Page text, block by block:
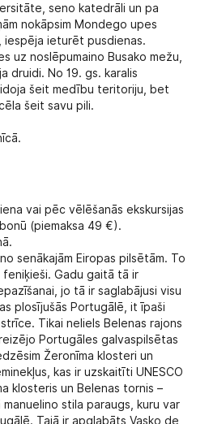
seno katedrāli un pa
nokāpsim Mondego upes
iespēja ieturēt pusdienas.
uz noslēpumaino Busako mežu,
druidi. No 19. gs. karalis
šeit medību teritoriju, bet
šeit savu pili.
vai pēc vēlēšanās ekskursijas
(piemaksa 49 €).
senākajām Eiropas pilsētām. To
Gadu gaitā tā ir
jo tā ir saglabājusi visu
plosījušās Portugālē, it īpaši
Tikai neliels Belenas rajons
Portugāles galvaspilsētas
Žeronīma klosteri un
kas ir uzskaitīti UNESCO
klosteris un Belenas tornis –
stila paraugs, kuru var
Tajā ir apglabāts Vasko de